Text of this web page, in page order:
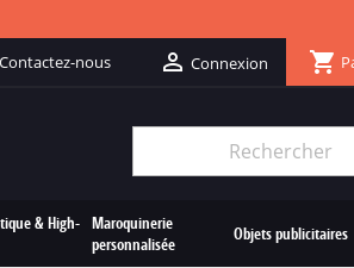
Contactez-nous  Connexion shopping_cart
& High- Maroquinerie
personnalisée
Objets publicitaires